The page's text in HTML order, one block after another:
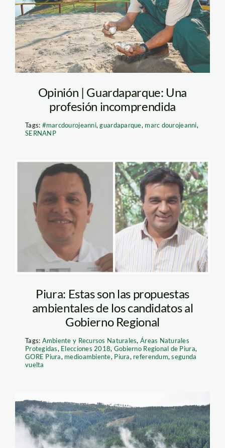
Opinión | Guardaparque: Una
profesión incomprendida
Tags: #marcdourojeanni,guardaparque, marc dourojeanni,
SERNANP
Candidatos GORE
Piura
Piura: Estas son las propuestas
ambientales de los candidatos al
Gobierno Regional
Tags: Ambiente y Recursos Naturales, Áreas Naturales
Protegidas, Elecciones 2018, Gobierno Regional de Piura,
GORE Piura, medioambiente, Piura, referendum,segunda
vuelta